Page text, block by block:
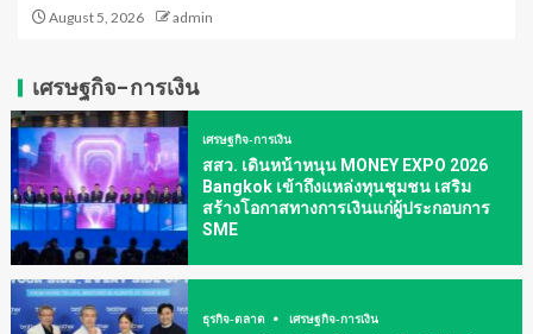
August 5, 2026 admin
เศรษฐกิจ-การเงิน
เศรษฐกิจ-การเงิน
สสว. เดินหน้าหนุน MONEY EXPO 2026
Bangkok เข้าถึงแหล่งทุนชุมชน เสริม
สร้างโอกาสทางการเงินแก่ผู้ประกอบการ
SME
ธุรกิจ-ตลาด เศรษฐกิจ-การเงิน